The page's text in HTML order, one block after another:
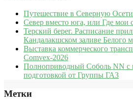
Путешествие в Северную
Север вместо юга, или Где мои
Терский берег. Расписание
Кандалакшском заливе Белого
Выставка коммерческого
Comvex-2026
Полноприводный Соболь NN с
подготовкой от Группы ГАЗ
Метки